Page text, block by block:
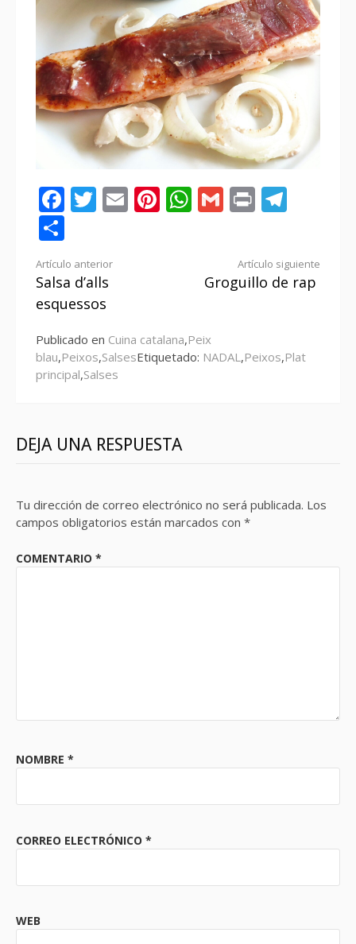
Facebook
Twitter
EmailPinterest
WhatsApp
Gmail
Print
Seguir
leyendo
Artículo anterior
Salsa d’alls
esquessos
Artículo siguiente
Groguillo de rap
Publicado en Cuina catalana,Peix
blau,Peixos,SalsesEtiquetado: NADAL,Peixos,Plat
principal,Salses
DEJA UNA RESPUESTA
Tu dirección de correo electrónico no será publicada. Los
campos obligatorios están marcados con *
COMENTARIO *
NOMBRE *
CORREO ELECTRÓNICO *
WEB